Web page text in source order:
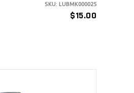
$15.00
SKU: LUBMK000025